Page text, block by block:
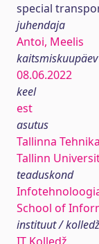
special
juhendaja
Antoi, Meelis
kaitsmiskuupäev
08.06.2022
keel
est
asutus
Tallinna
Tallinn
teaduskond
School of
instituut / kolledž